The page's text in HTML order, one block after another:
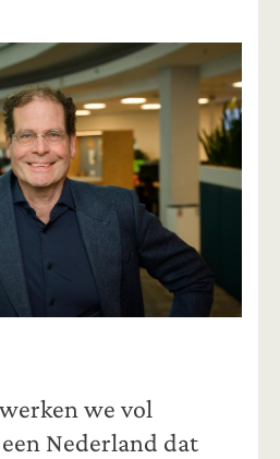
we vol
Nederland dat